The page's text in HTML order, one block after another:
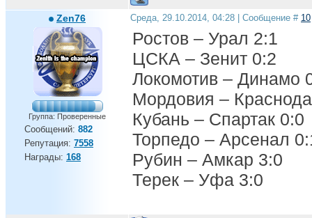
Zen76
Группа: Проверенные
Сообщений: 882
Репутация: 7558
Награды: 168
Среда, 29.10.2014, 04:28 | Сообщение # 10
Ростов – Урал 2:1
ЦСКА – Зенит 0:2
Локомотив – Динамо
Мордовия –
Кубань – Спартак 0:0
Торпедо – Арсенал
Рубин – Амкар 3:0
Терек – Уфа 3:0